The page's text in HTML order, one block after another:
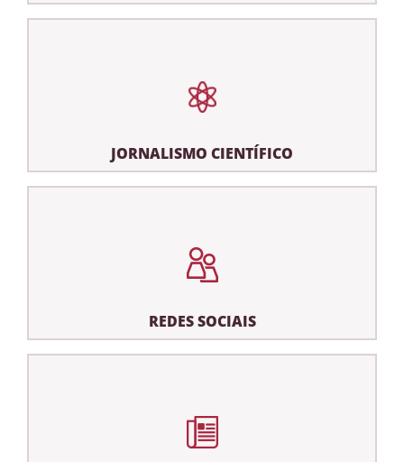
JORNALISMO CIENTÍFICO
REDES SOCIAIS